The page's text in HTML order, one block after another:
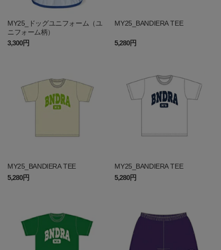
MY25_ドッグユニフォーム（ユ
ニフォーム柄）
3,300円
MY25_BANDIERA TEE
5,280円
MY25_BANDIERA TEE
5,280円
MY25_BANDIERA TEE
5,280円